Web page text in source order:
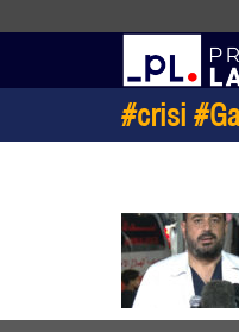
#crisi